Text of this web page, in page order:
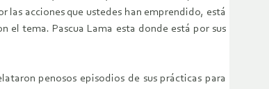
las acciones que ustedes han emprendido, está
el tema. Pascua Lama esta donde está por sus
penosos episodios de sus prácticas para